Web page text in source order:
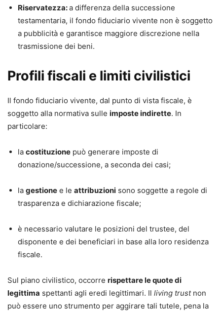
Riservatezza:a differenza della successione
testamentaria, il fondo fiduciario vivente non è soggetto
a pubblicità e garantisce maggiore discrezione nella
trasmissione dei beni.
Profili fiscali e limiti civilistici
Il fondo fiduciario vivente, dal punto di vista fiscale, è
soggetto alla normativa sulle imposte indirette. In
particolare:
la costituzione può generare imposte di
donazione/successione, a seconda dei casi;
la gestione e le attribuzioni sono soggette a regole di
trasparenza e dichiarazione fiscale;
è necessario valutare le posizioni del trustee, del
disponente e dei beneficiari in base alla loro residenza
fiscale.
Sul piano civilistico, occorre rispettare le quote di
legittima spettanti agli eredi legittimari. Il living trustnon
può essere uno strumento per aggirare tali tutele, pena la